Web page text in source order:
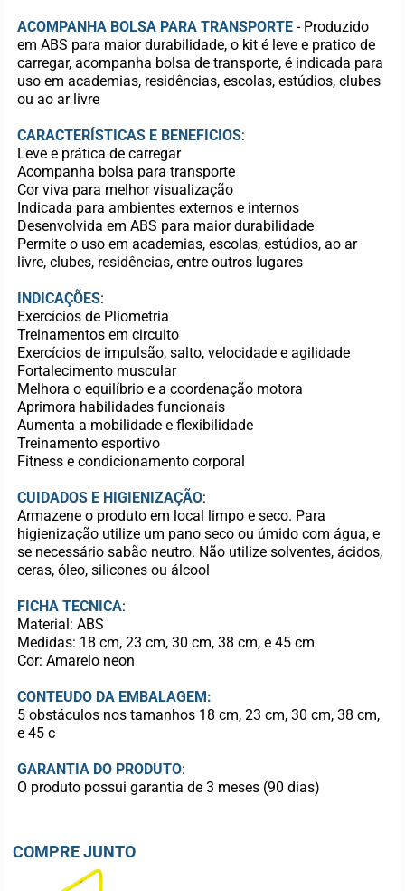
ACOMPANHA BOLSA PARA TRANSPORTE - Produzido
em ABS para maior durabilidade, o kit é leve e pratico de
carregar, acompanha bolsa de transporte, é indicada para
uso em academias, residências, escolas, estúdios, clubes
ou ao ar livre
CARACTERÍSTICAS E BENEFICIOS:
Leve e prática de carregar
Acompanha bolsa para transporte
Cor viva para melhor visualização
Indicada para ambientes externos e internos
Desenvolvida em ABS para maior durabilidade
Permite o uso em academias, escolas, estúdios, ao ar
livre, clubes, residências, entre outros lugares
INDICAÇÕES:
Exercícios de Pliometria
Treinamentos em circuito
Exercícios de impulsão, salto, velocidade e agilidade
Fortalecimento muscular
Melhora o equilíbrio e a coordenação motora
Aprimora habilidades funcionais
Aumenta a mobilidade e flexibilidade
Treinamento esportivo
Fitness e condicionamento corporal
CUIDADOS E HIGIENIZAÇÃO:
Armazene o produto em local limpo e seco. Para
higienização utilize um pano seco ou úmido com água, e
se necessário sabão neutro. Não utilize solventes, ácidos,
ceras, óleo, silicones ou álcool
FICHA TECNICA:
Material: ABS
Medidas: 18 cm, 23 cm, 30 cm, 38 cm, e 45 cm
Cor: Amarelo neon
CONTEUDO DA EMBALAGEM:
5 obstáculos nos tamanhos 18 cm, 23 cm, 30 cm, 38 cm,
e 45 c
GARANTIA DO PRODUTO:
O produto possui garantia de 3 meses (90 dias)
COMPRE JUNTO